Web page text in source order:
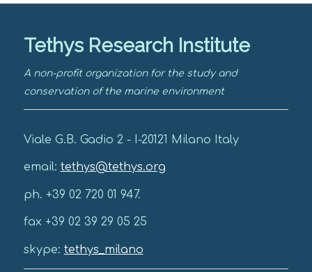
Tethys Research Institute
A non-profit organization for the study and
conservation of the marine environment
Viale G.B. Gadio 2 - I-20121 Milano Italy
email: tethys@tethys.org
ph. +39 02 720 01 947.
fax +39 02 39 29 05 25
skype: tethys_milano